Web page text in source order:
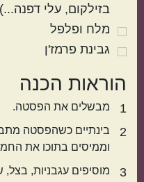
בזילקום, עלי דפנה...)
מלח ופלפל
גבינת פרמז'ן
הוראות הכנה
1 מבשלים את הפסטה.
2
בינתיים כשהפסטה
וממיסים בתוכו את
3
מוסיפים עגבניות,
ישראלי